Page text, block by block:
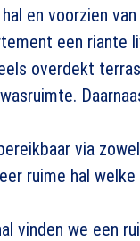
en voorzien
een riante
overdekt
via
ruime hal
vinden we een